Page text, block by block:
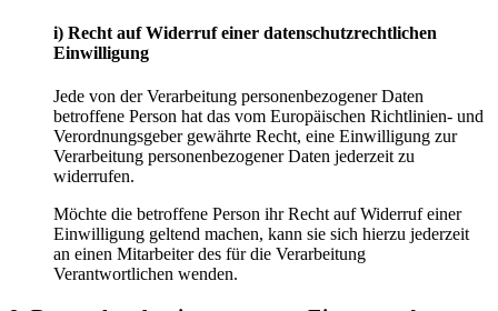
i) Recht auf Widerruf einer datenschutzrechtlichen
Einwilligung
Jede von der Verarbeitung personenbezogener Daten
betroffene Person hat das vom Europäischen Richtlinien- und
Verordnungsgeber gewährte Recht, eine Einwilligung zur
Verarbeitung personenbezogener Daten jederzeit zu
widerrufen.
Möchte die betroffene Person ihr Recht auf Widerruf einer
Einwilligung geltend machen, kann sie sich hierzu jederzeit
an einen Mitarbeiter des für die Verarbeitung
Verantwortlichen wenden.